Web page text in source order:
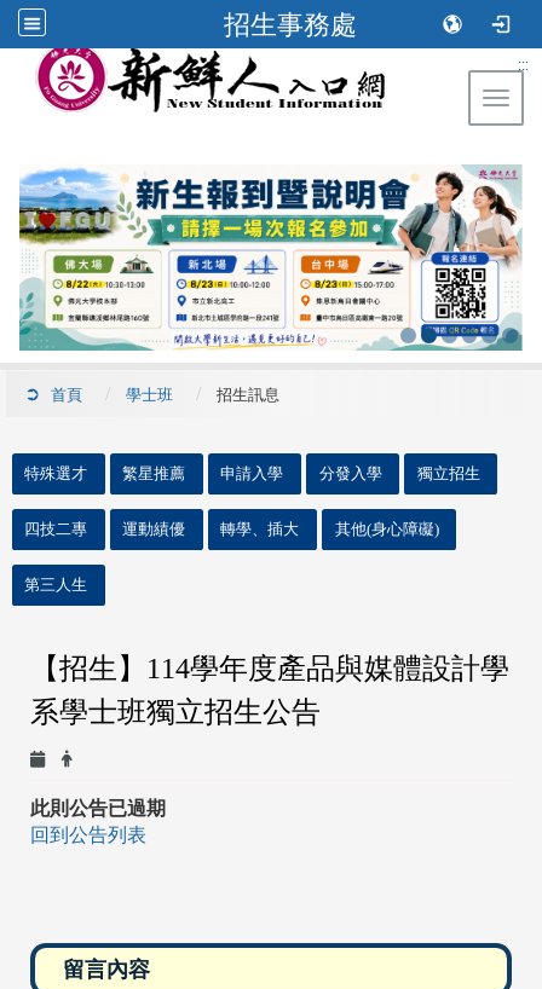
招生事務處
:::
首頁 學士班 招生訊息
特殊選才 繁星推薦 申請入學 分發入學 獨立招生
四技二專 運動績優 轉學、插大 其他(身心障礙)
第三人生
【招生】114學年度產品與媒體設計學
系學士班獨立招生公告
此則公告已過期
回到公告列表